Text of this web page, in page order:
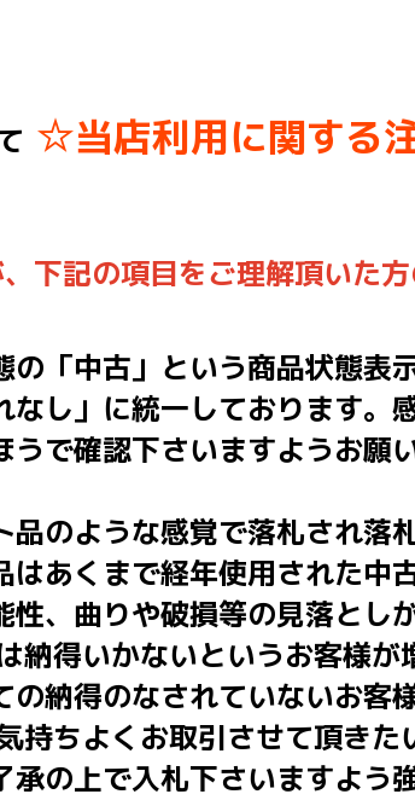
☆当店利用に関する
下記の項目をご理解頂いた
の「中古」という商品状態
し」に統一しております。
で確認下さいますようお願
品のような感覚で落札され
あくまで経年使用された中
、曲りや破損等の見落とし
得いかないというお客様が
納得のなされていないお客
持ちよくお取引させて頂き
の上で入札下さいますよう